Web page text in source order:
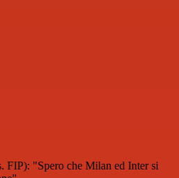
FIP): "Spero che Milan ed Inter si